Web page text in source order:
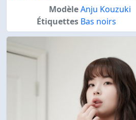
ModèleAnju Kouzuki
Étiquettes Bas noirs